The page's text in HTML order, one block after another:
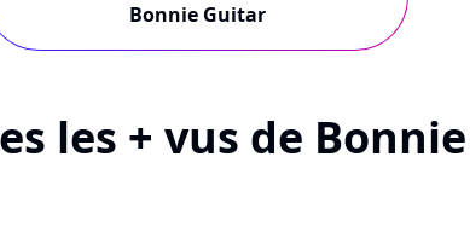
Bonnie Guitar
les + vus de Bonnie